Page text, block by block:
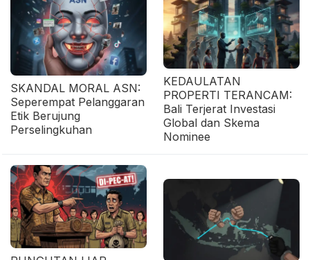
SKANDAL MORAL ASN:
Seperempat Pelanggaran
Etik Berujung
Perselingkuhan
KEDAULATAN
PROPERTI TERANCAM:
Bali Terjerat Investasi
Global dan Skema
Nominee